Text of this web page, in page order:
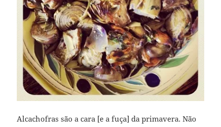
Alcachofras são a cara [e a fuça] da primavera. Não